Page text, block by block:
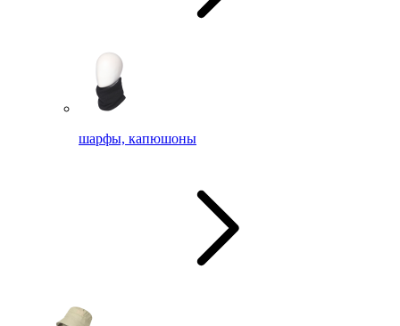
шарфы, капюшоны